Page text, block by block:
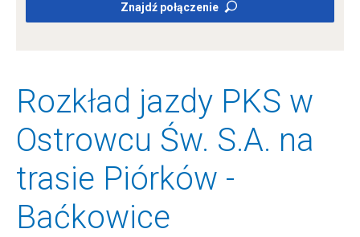
Znajdź połączenie
Rozkład jazdy PKS w
Ostrowcu Św. S.A. na
trasie Piórków -
Baćkowice